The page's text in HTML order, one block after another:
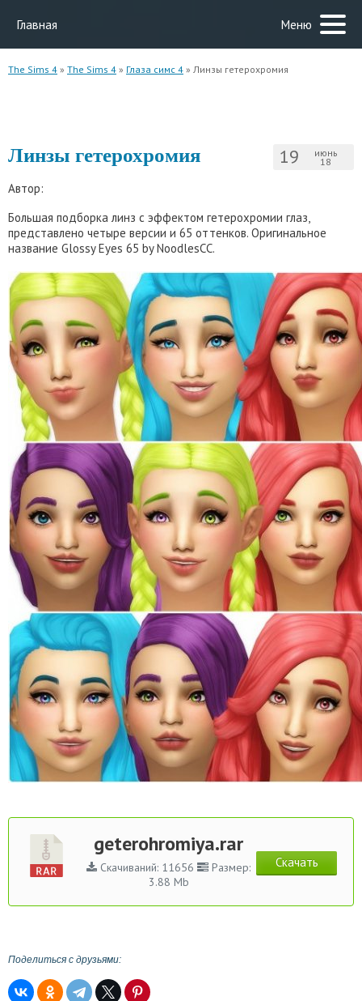
Главная Меню
The Sims 4 » The Sims 4 » Глаза симс 4 » Линзы гетерохромия
19 июнь
18
Линзы гетерохромия
Автор:
Большая подборка линз с эффектом гетерохромии глаз,
представлено четыре версии и 65 оттенков. Оригинальное
название Glossy Eyes 65 by NoodlesCC.
geterohromiya.rar
Скачиваний: 11656
Размер:
3.88 Mb
Скачать
Поделиться с друзьями: